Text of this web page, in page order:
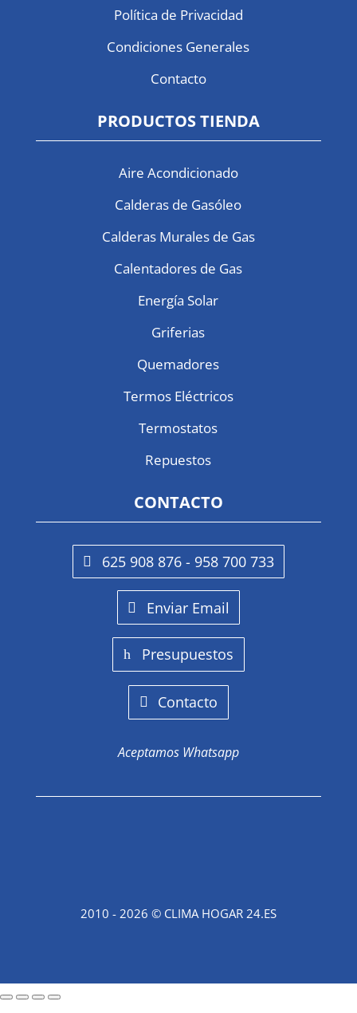
Política de Privacidad
Condiciones Generales
Contacto
PRODUCTOS TIENDA
Aire Acondicionado
Calderas de Gasóleo
Calderas Murales de Gas
Calentadores de Gas
Energía Solar
Griferias
Quemadores
Termos Eléctricos
Termostatos
Repuestos
CONTACTO
625 908 876 - 958 700 733
Enviar Email
Presupuestos
Contacto
Aceptamos Whatsapp
2010 - 2026 © CLIMA HOGAR 24.ES